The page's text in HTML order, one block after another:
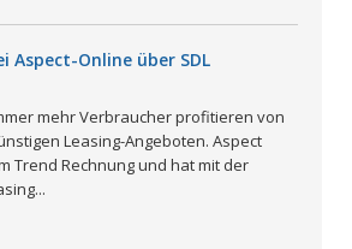
Aspect-Online über SDL
mehr Verbraucher profitieren von
Leasing-Angeboten. Aspect
Trend Rechnung und hat mit der